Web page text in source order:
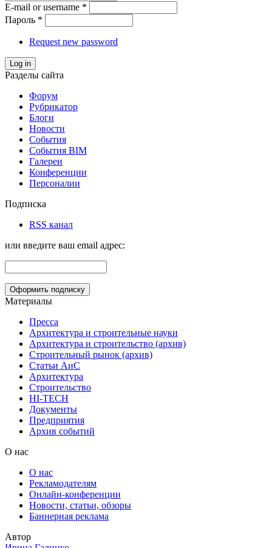
E-mail or username *
Пароль *
Request new password
Log in
Разделы сайта
Форум
Рубрикатор
Блоги
Новости
События
События BIM
Галереи
Конференции
Персоналии
Подписка
RSS канал
или введите ваш email адрес:
Материалы
Пресса
Архитектура и строительные науки
Архитектура и строительство (архив)
Строительный рынок (архив)
Статьи АиС
Архитектура
Строительство
HI-TECH
Документы
Предприятия
Архив событий
О нас
О нас
Рекламодателям
Онлайн-конференции
Новости, статьи, обзоры
Баннерная реклама
Автор